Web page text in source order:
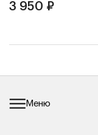
3 950 ₽
Меню